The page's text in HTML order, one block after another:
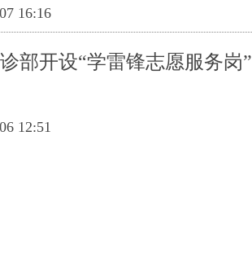
16:16
部开设“学雷锋志愿服务岗”
12:51